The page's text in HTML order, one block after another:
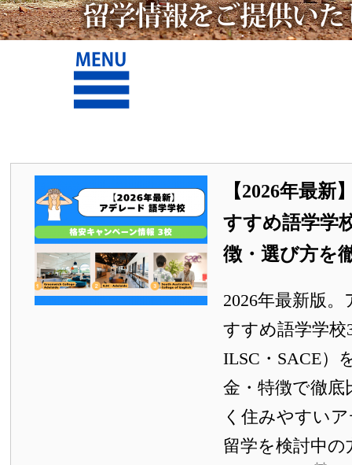
【2026年最新
すすめ語学学
徴・選び方を
2026年最新版
すすめ語学学校
ILSC・SACE）
金・特徴で徹底
く住みやすい
留学を検討中の